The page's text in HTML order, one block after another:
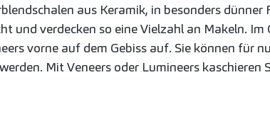
aus Keramik, in besonders dünner
und verdecken so eine Vielzahl an Makeln. Im
vorne auf dem Gebiss auf. Sie können für
Mit Veneers oder Lumineers kaschieren